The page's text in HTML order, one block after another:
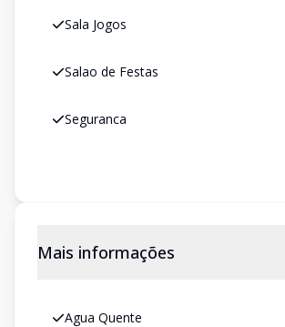
Sala Jogos
Salao de Festas
Seguranca
Mais informações
Agua Quente